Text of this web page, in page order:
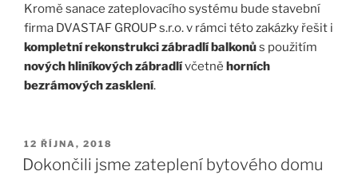
Kromě sanace zateplovacího systému bude stavební
firma DVASTAF GROUP s.r.o. v rámci této zakázky řešit i
kompletní rekonstrukci zábradlí balkonůs použitím
nových hliníkových zábradlívčetně horních
bezrámových zasklení.
PUBLIKOVÁNO
12 ŘÍJNA, 2018
Dokončili jsme zateplení bytového domu